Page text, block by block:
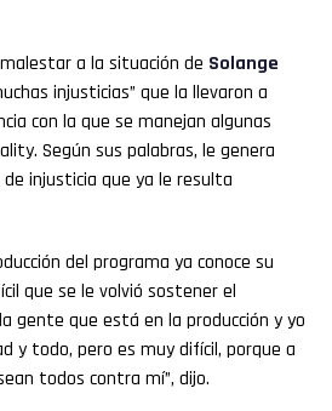
a la situación de Solange
injusticias” que la llevaron a
con la que se manejan algunas
Según sus palabras, le genera
injusticia que ya le resulta
del programa ya conoce su
que se le volvió sostener el
gente que está en la producción y yo
y todo, pero es muy difícil, porque a
todos contra mí”, dijo.